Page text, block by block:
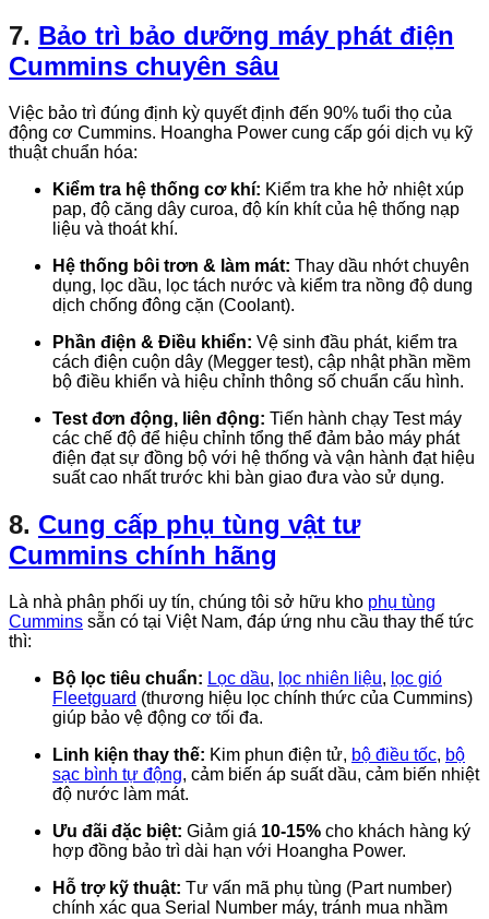
7. Bảo trì bảo dưỡng máy phát điện
Cummins chuyên sâu
Việc bảo trì đúng định kỳ quyết định đến 90% tuổi thọ của
động cơ Cummins. Hoangha Power cung cấp gói dịch vụ kỹ
thuật chuẩn hóa:
Kiểm tra hệ thống cơ khí: Kiểm tra khe hở nhiệt xúp
pap, độ căng dây curoa, độ kín khít của hệ thống nạp
liệu và thoát khí.
Hệ thống bôi trơn & làm mát: Thay dầu nhớt chuyên
dụng, lọc dầu, lọc tách nước và kiểm tra nồng độ dung
dịch chống đông cặn (Coo ant).
Phần điện & Điều khiển: Vệ sinh đầu phát, kiểm tra
cách điện cuộn dây (Megger test), cập nhật phần mềm
bộ điều khiển và hiệu chỉnh thông số chuẩn cấu hình.
Test đơn động, liên động: Tiến hành chạy Test máy
các chế độ để hiệu chỉnh tổng thể đảm bảo máy phát
điện đạt sự đồng bộ với hệ thống và vận hành đạt hiệu
suất cao nhất trước khi bàn giao đưa vào sử dụng.
8. Cung cấp phụ tùng vật tư
Cummins chính hãng
Là nhà phân phối uy tín, chúng tôi sở hữu kho phụ tùng
Cummins sẵn có tại Việt Nam, đáp ứng nhu cầu thay thế tức
thì:
Bộ lọc tiêu chuẩn: Lọc dầu, lọc nhiên liệu, lọc gió
Fleetguard (thương hiệu lọc chính thức của Cummins)
giúp bảo vệ động cơ tối đa.
Linh kiện thay thế: Kim phun điện tử, bộ điều tốc, bộ
sạc bình tự động, cảm biến áp suất dầu, cảm biến nhiệt
độ nước làm mát.
Ưu đãi đặc biệt: Giảm giá 10-15% cho khách hàng ký
hợp đồng bảo trì dài hạn với Hoangha Power.
Hỗ trợ kỹ thuật: Tư vấn mã phụ tùng (Part number)
chính xác qua Serial Number máy, tránh mua nhầm